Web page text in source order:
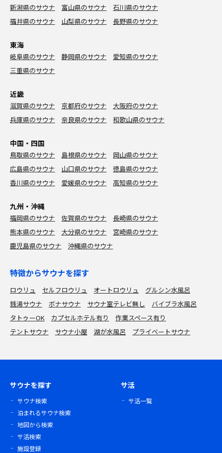
新潟県のサウナ 富山県のサウナ
石川県のサウナ
福井県のサウナ
山梨県のサウナ 長野県のサウナ
東海
岐阜県のサウナ 静岡県のサウナ
愛知県のサウナ
三重県のサウナ
近畿
滋賀県のサウナ 京都府のサウナ
大阪府のサウナ
兵庫県のサウナ
奈良県のサウナ 和歌山県のサウナ
中国・四国
鳥取県のサウナ 島根県のサウナ
岡山県のサウナ
広島県のサウナ
山口県のサウナ
徳島県のサウナ
香川県のサウナ
愛媛県のサウナ 高知県のサウナ
九州・沖縄
福岡県のサウナ 佐賀県のサウナ
長崎県のサウナ
熊本県のサウナ
大分県のサウナ
宮崎県のサウナ
鹿児島県のサウナ
沖縄県のサウナ
特徴からサウナを探す
ロウリュ セルフロウリュ オートロウリュ
グルシン水風呂
銭湯サウナ
ボナサウナ サウナ室テレビ無し
バイブラ水風呂
タトゥーOK
カプセルホテル有り
作業スペース有り
テントサウナ
サウナ小屋 湖が水風呂 プライベートサウナ
サウナを探す
サウナ検索
泊まれるサウナ検索
地図から検索
サ活検索
施設登録
サ活
サ活一覧